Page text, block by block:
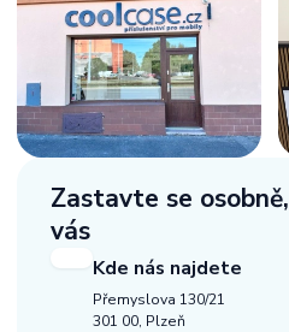
Zastavte se osobně,
vás
Kde nás najdete
Přemyslova 130/21
301 00, Plzeň